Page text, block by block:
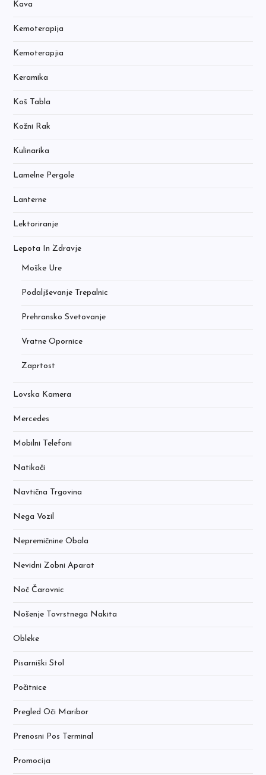
Kava
Kemoterapija
Kemoterapjia
Keramika
Koš Tabla
Kožni Rak
Kulinarika
Lamelne Pergole
Lanterne
Lektoriranje
Lepota In Zdravje
Moške Ure
Podaljševanje Trepalnic
Prehransko Svetovanje
Vratne Opornice
Zaprtost
Lovska Kamera
Mercedes
Mobilni Telefoni
Natikači
Navtična Trgovina
Nega Vozil
Nepremičnine Obala
Nevidni Zobni Aparat
Noč Čarovnic
Nošenje Tovrstnega Nakita
Obleke
Pisarniški Stol
Počitnice
Pregled Oči Maribor
Prenosni Pos Terminal
Promocija